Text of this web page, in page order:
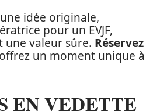
idée originale,
pour un EVJF,
une valeur sûre. Réservez
un moment unique à
EN VEDETTE